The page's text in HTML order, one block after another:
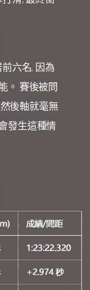
六名, 因為
。 賽後被問
後軸就毫無
發生這種情